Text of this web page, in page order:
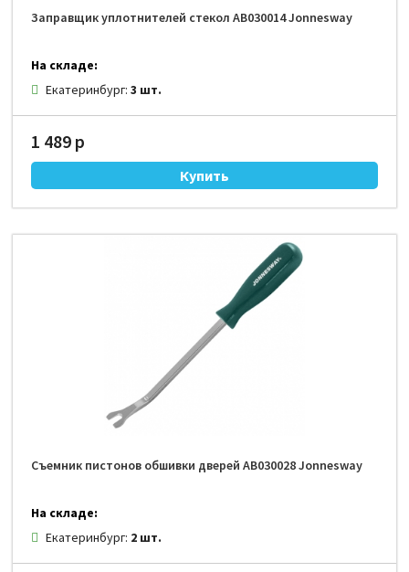
Заправщик уплотнителей стекол AB030014 Jonnesway
На складе:
Екатеринбург:3 шт.
1 489 р
Съемник пистонов обшивки дверей AB030028 Jonnesway
На складе:
Екатеринбург: 2 шт.